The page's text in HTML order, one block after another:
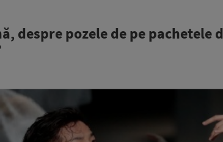
despre pozele de pe pachetele